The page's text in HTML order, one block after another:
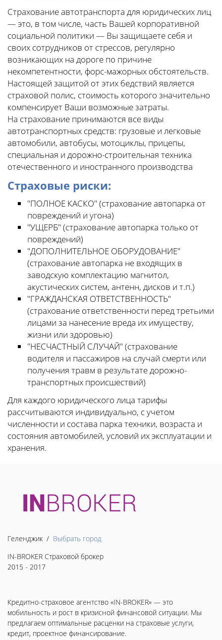
Страхование автотранспорта для юридических лиц
— это, в том числе, часть Вашей корпоративной
социальной политики — Вы защищаете себя и
своих сотрудников от стрессов, регулярно
возникающих на дороге по причине
некомпетентности, форс-мажорных обстоятельств.
Настоящей защитой от этих бедствий является
страховой полис, стоимость которого значительно
компенсирует Ваши возможные затраты.
На страхование принимаются все виды
автотранспортных средств: грузовые и легковые
автомобили, автобусы, мотоциклы, прицепы,
специальная и дорожно-строительная техника
отечественного и иностранного производства
Страховые риски:
"ПОЛНОЕ КАСКО" (страхование автопарка от
повреждений и угона)
"УЩЕРБ" (страхование автопарка только от
повреждений)
"ДОПОЛНИТЕЛЬНОЕ ОБОРУДОВАНИЕ"
(страхование автопарка не входящих в
заводскую комплектацию магнитол,
акустических систем, антенн, дисков и т.п.)
"ГРАЖДАНСКАЯ ОТВЕТСТВЕННОСТЬ"
(страхование ответственности перед третьими
лицами за нанесение вреда их имуществу,
жизни или здоровью)
"НЕСЧАСТНЫЙ СЛУЧАЙ" (страхование
водителя и пассажиров на случай смерти или
получения травм в результате дорожно-
транспортных происшествий)
Для каждого юридического лица тарифы
рассчитываются индивидуально, с учетом
численности и состава парка техники, возраста и
состояния автомобилей, условий их эксплуатации и
хранения.
Геленджик / Выбрать город
IN-BROKER Страховой брокер
2015 - 2017
Кредитно-страховое агентство «IN-BROKER» — это
мобильность и рост в кризисной финансовой ситуации. Мы
предлагаем оптимальные расценки на страховые услуги,
кредит, проектное финансирование.